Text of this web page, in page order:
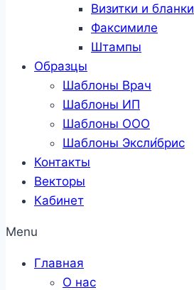
Визитки и бланки
Факсимиле
Штампы
Образцы
Шаблоны Врач
Шаблоны ИП
Шаблоны ООО
Шаблоны Эксли́брис
Контакты
Векторы
Кабинет
Menu
Главная
О нас